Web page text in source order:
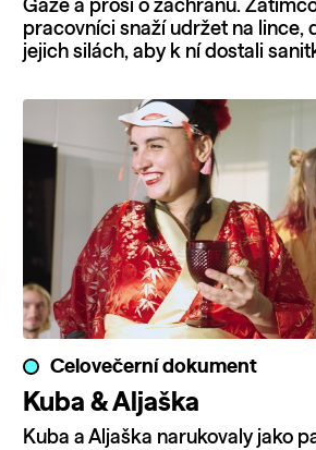
Gaze a prosí o záchranu.
pracovníci snaží udržet na lince,
jejich silách, aby k ní dostali
Celovečerní dokument
Kuba & Aljaška
Kuba a Aljaška narukovaly jako